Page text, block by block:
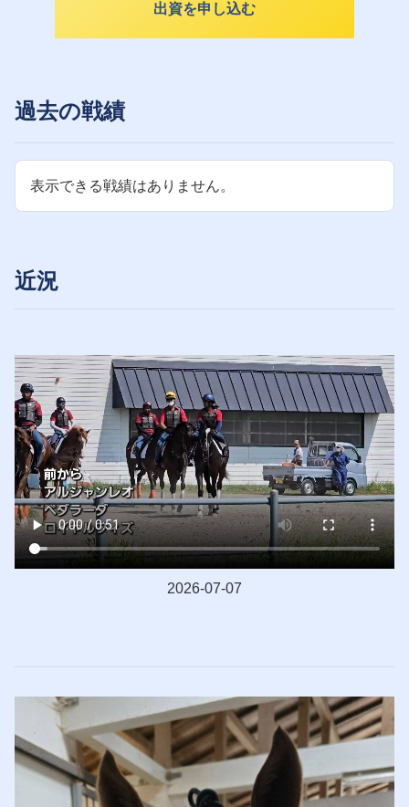
出資を申し込む
過去の戦績
表示できる戦績はありません。
近況
2026-07-07